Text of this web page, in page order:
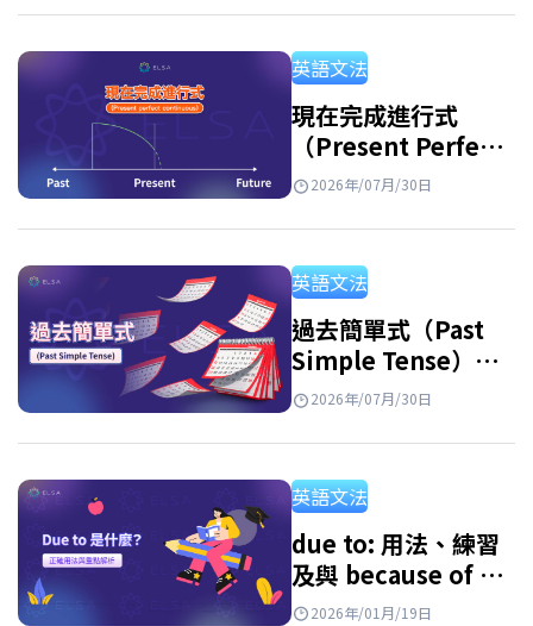
英語文法
現在完成進行式
（Present Perfect
Continuous
習
2026年/07月/30日
英語文法
過去簡單式（Past
Simple Tense）：
句型公式、用法與附
2026年/07月/30日
英語文法
due to: 用法、練習
及與 because of 的
區別
2026年/01月/19日